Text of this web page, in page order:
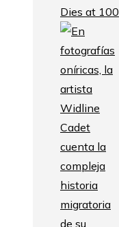
Dies at 100